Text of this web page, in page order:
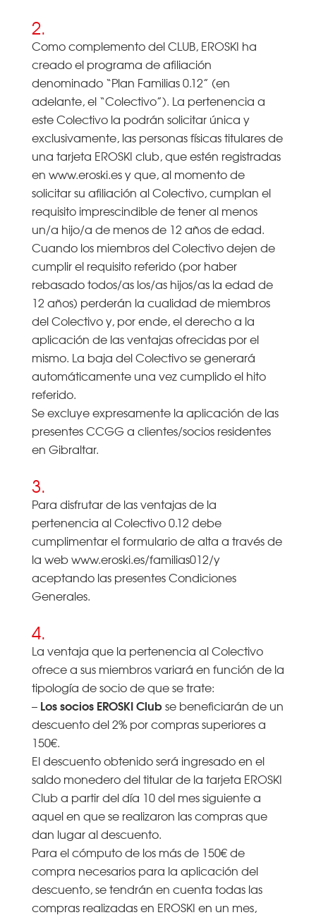
2.
Como complemento del CLUB, EROSKI ha
creado el programa de afiliación
denominado “Plan Familias 0.12” (en
adelante, el “Colectivo”). La pertenencia a
este Colectivo la podrán solicitar única y
exclusivamente, las personas físicas titulares de
una tarjeta EROSKI club, que estén registradas
en www.eroski.es y que, al momento de
solicitar su afiliación al Colectivo, cumplan el
requisito imprescindible de tener al menos
un/a hijo/a de menos de 12 años de edad.
Cuando los miembros del Colectivo dejen de
cumplir el requisito referido (por haber
rebasado todos/as los/as hijos/as la edad de
12 años) perderán la cualidad de miembros
del Colectivo y, por ende, el derecho a la
aplicación de las ventajas ofrecidas por el
mismo. La baja del Colectivo se generará
automáticamente una vez cumplido el hito
referido.
Se excluye expresamente la aplicación de las
presentes CCGG a clientes/socios residentes
en Gibraltar.
3.
Para disfrutar de las ventajas de la
pertenencia al Colectivo 0.12 debe
cumplimentar el formulario de alta a través de
la web www.eroski.es/familias012/y
aceptando las presentes Condiciones
Generales.
4.
La ventaja que la pertenencia al Colectivo
ofrece a sus miembros variará en función de la
tipología de socio de que se trate:
– Los socios EROSKI Clubse beneficiarán de un
descuento del 2% por compras superiores a
150€.
El descuento obtenido será ingresado en el
saldo monedero del titular de la tarjeta EROSKI
Club a partir del día 10 del mes siguiente a
aquel en que se realizaron las compras que
dan lugar al descuento.
Para el cómputo de los más de 150€ de
compra necesarios para la aplicación del
descuento, se tendrán en cuenta todas las
compras realizadas en EROSKI en un mes,